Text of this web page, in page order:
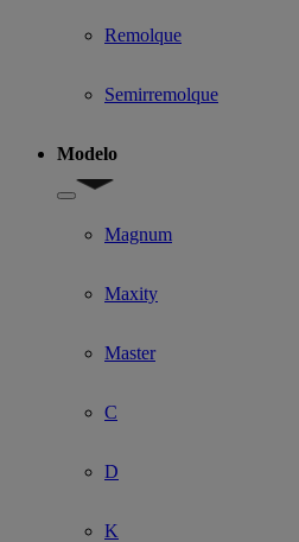
Remolque
Semirremolque
Modelo
Show submenu for Modelo
Magnum
Maxity
Master
C
D
K